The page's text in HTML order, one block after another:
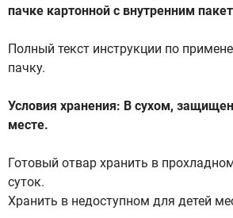
пачке картонной с внутренним
Полный текст инструкции по
пачку.
Условия хранения: В сухом,
месте.
Готовый отвар хранить в
суток.
Хранить в недоступном для детей